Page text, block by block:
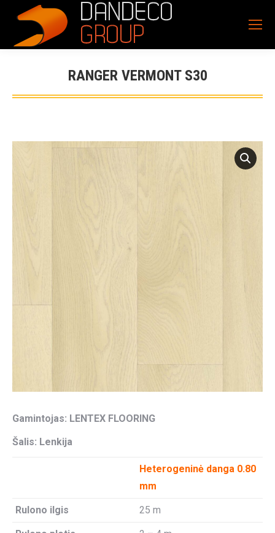
RANGER VERMONT S30
Gamintojas: LENTEX FLOORING
Šalis: Lenkija
Heterogeninė danga 0.80
mm
Rulono ilgis 25 m